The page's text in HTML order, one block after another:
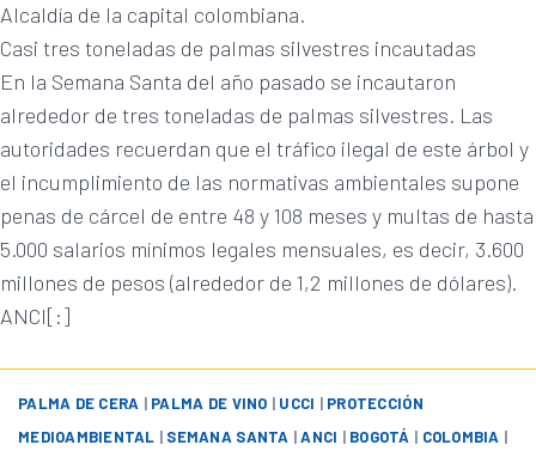
Alcaldía de la capital colombiana.
Casi tres toneladas de palmas silvestres incautadas
En la Semana Santa del año pasado se incautaron
alrededor de tres toneladas de palmas silvestres. Las
autoridades recuerdan que el tráfico ilegal de este árbol y
el incumplimiento de las normativas ambientales supone
penas de cárcel de entre 48 y 108 meses y multas de hasta
5.000 salarios mínimos legales mensuales, es decir, 3.600
millones de pesos (alrededor de 1,2 millones de dólares).
ANCI[:]
PALMA DE CERA | PALMA DE VINO | UCCI | PROTECCIÓN
MEDIOAMBIENTAL | SEMANA SANTA |ANCI | BOGOTÁ | COLOMBIA |